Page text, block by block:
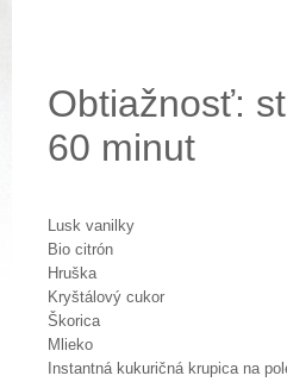
Obtiažnosť:
60 minut
Lusk vanilky
Bio citrón
Hruška
Kryštálový cukor
Škorica
Mlieko
Instantná kukuričná krupica na